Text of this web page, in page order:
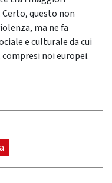
questo non
ma ne fa
e culturale da cui
noi europei.